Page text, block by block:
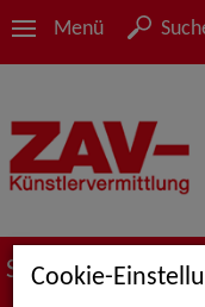
Menü
Suche nach
Cookie-